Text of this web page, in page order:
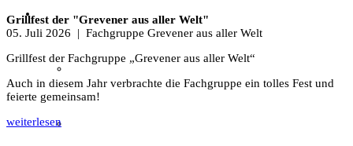
Sachsenhof
Über den Sachsenhof
Grillfest der "Grevener aus aller Welt"
05. Juli 2026 | Fachgruppe Grevener aus aller Welt
Grillfest der Fachgruppe „Grevener aus aller Welt“
Auch in diesem Jahr verbrachte die Fachgruppe ein tolles Fest und
feierte gemeinsam!
weiterlesen